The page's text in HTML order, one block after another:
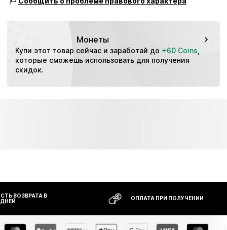
Монеты
Купи этот товар сейчас и заработай до +60 Coins
которые сможешь использовать для получения
скидок.
ВОЗВРАТА В
ОПЛАТА ПРИ ПОЛУЧЕНИИ